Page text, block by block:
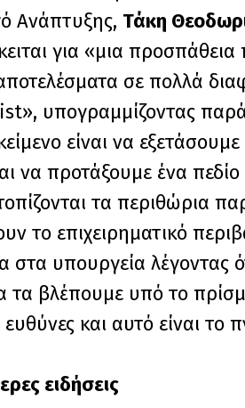
Ανάπτυξης, Τάκη
για «μια προσπάθεια
σε πολλά
υπογραμμίζοντας
είναι να
να προτάξουμε ένα
τα περιθώρια
το επιχειρηματικό
υπουργεία λέγοντας
τα βλέπουμε υπό το
και αυτό είναι το
ειδήσεις